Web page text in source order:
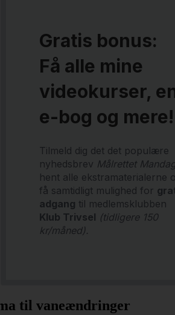
Gratis bonus:
Få alle mine
videokurser,
e-bog og mere!
Tilmeld dig det det populære
nyhedsbrev Målrettet
hent alle ekstramaterialerne
få samtidligt mulighed for
adgang til medlemsklubben
Klub Trivsel (tidligere 150
kr/måned).
til vaneændringer